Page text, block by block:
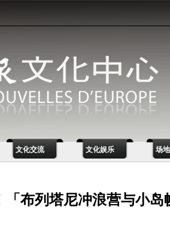
文化交流 文化娱乐 场
布列塔尼冲浪营与小岛